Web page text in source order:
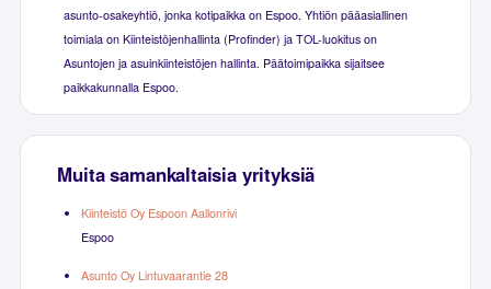
asunto-osakeyhtiö, jonka kotipaikka on Espoo. Yhtiön pääasiallinen
toimiala on Kiinteistöjenhallinta (Profinder) ja TOL-luokitus on
Asuntojen ja asuinkiinteistöjen hallinta. Päätoimipaikka sijaitsee
paikkakunnalla Espoo.
Muita samankaltaisia yrityksiä
Kiinteistö Oy Espoon Aallonrivi
Espoo
Asunto Oy Lintuvaarantie 28